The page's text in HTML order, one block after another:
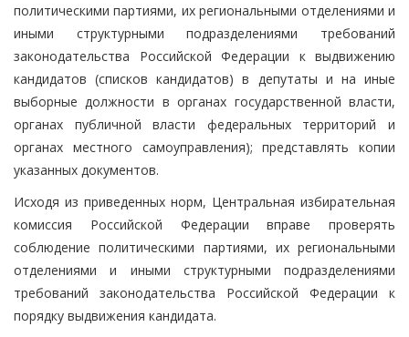
политическими партиями, их региональными отделениями и
иными структурными подразделениями требований
законодательства Российской Федерации к выдвижению
кандидатов (списков кандидатов) в депутаты и на иные
выборные должности в органах государственной власти,
органах публичной власти федеральных территорий и
органах местного самоуправления); представлять копии
указанных документов.
Исходя из приведенных норм, Центральная избирательная
комиссия Российской Федерации вправе проверять
соблюдение политическими партиями, их региональными
отделениями и иными структурными подразделениями
требований законодательства Российской Федерации к
порядку выдвижения кандидата.